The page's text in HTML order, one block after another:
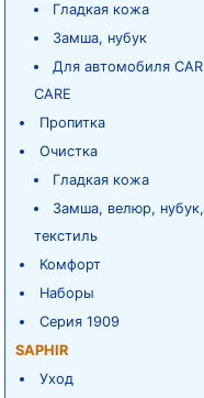
Гладкая кожа
Замша, нубук
Для автомобиля CAR
CARE
Пропитка
Очистка
Гладкая кожа
Замша, велюр, нубук,
текстиль
Комфорт
Наборы
Серия 1909
SAPHIR
Уход